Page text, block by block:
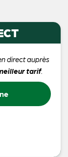
direct auprès
tarif.